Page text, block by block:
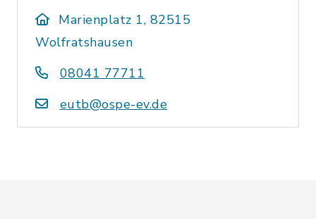
Marienplatz 1, 82515
Wolfratshausen
08041 77711
eutb@ospe-ev.de